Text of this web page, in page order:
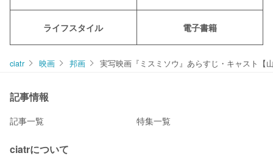
ライフスタイル 電子書籍
ciatr 映画 邦画 実写映画『ミスミソウ』あらすじ・キャスト【
記事情報
記事一覧 特集一覧
ciatrについて